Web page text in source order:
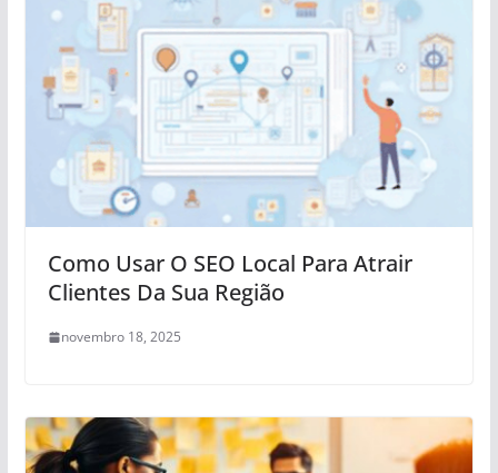
Como Usar O SEO Local Para Atrair
Clientes Da Sua Região
novembro 18, 2025